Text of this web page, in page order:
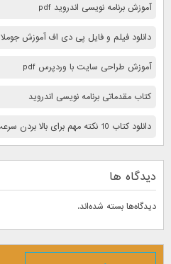
آموزش برنامه نویسی اندروید pdf
دانلود فیلم و فایل پی دی اف آموزش جوملا
آموزش طراحی سایت با وردپرس pdf
کتاب مقدماتی برنامه نویسی اندروید
دانلود کتاب 10 نكته مهم برای بالا بردن سرعت كامپيوتر
دیدگاه ها
دیدگاه‌ها بسته شده‌اند.